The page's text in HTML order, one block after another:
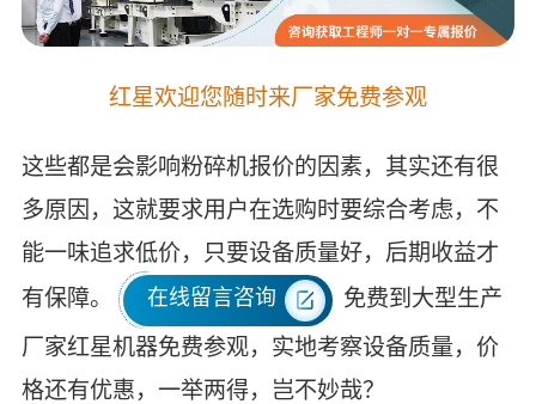
红星欢迎您随时来厂家免费参观
这些都是会影响粉碎机报价的因素，其实还有很
多原因，这就要求用户在选购时要综合考虑，不
能一味追求低价，只要设备质量好，后期收益才
有保障。
在线留言咨询
免费到大型生产
厂家红星机器免费参观，实地考察设备质量，价
格还有优惠，一举两得，岂不妙哉？